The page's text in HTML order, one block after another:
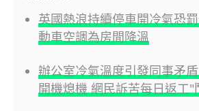
英國熱浪持續停車開冷氣恐
動車空調為房間降溫
辦公室冷氣溫度引發同事矛
開機熄機 網民訴苦每日返工"